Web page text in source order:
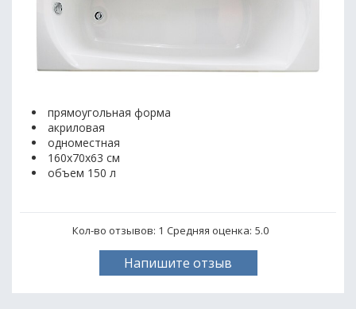
прямоугольная форма
акриловая
одноместная
160х70х63 см
объем 150 л
Кол-во отзывов: 1 Средняя оценка: 5.0
Напишите отзыв